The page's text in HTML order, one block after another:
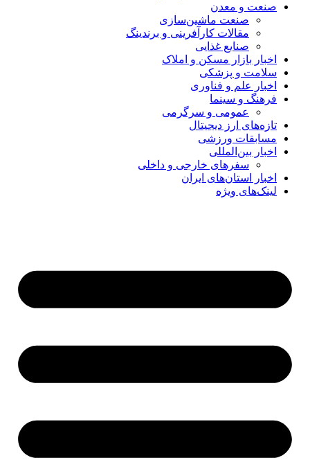
صنعت و معدن
صنعت ماشین‌سازی
مقالات کارآفرینی و برندینگ
صنایع غذایی
اخبار بازار مسکن و املاک
سلامت و پزشکی
اخبار علم و فناوری
فرهنگ و سینما
عمومی و سرگرمی
تازه‌های ارز دیجیتال
مسابقات ورزشی
اخبار بین‌المللی
سفرهای خارجی و داخلی
اخبار استان‌های ایران
لینک‌های ویژه